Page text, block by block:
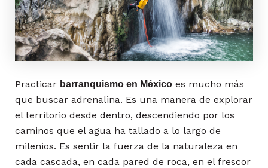
Practicar barranquismo en Méxicoes mucho más
que buscar adrenalina. Es una manera de explorar
el territorio desde dentro, descendiendo por los
caminos que el agua ha tallado a lo largo de
milenios. Es sentir la fuerza de la naturaleza en
cada cascada, en cada pared de roca, en el frescor